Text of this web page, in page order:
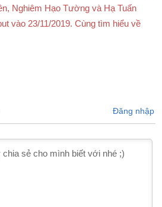
Nghiêm Hạo Tường và Hạ Tuấn
vào 23/11/2019. Cùng tìm hiểu về
Đăng nhập